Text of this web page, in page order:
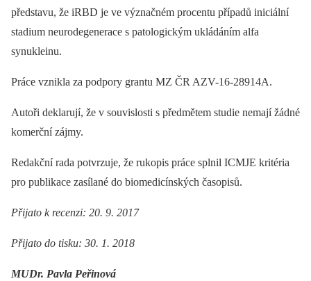
představu, že iRBD je ve význačném procentu případů iniciální
stadium neurodegenerace s patologickým ukládáním alfa
synukleinu.
Práce vznikla za podpory grantu MZ ČR AZV-16-28914A.
Autoři deklarují, že v souvislosti s předmětem studie nemají žádné
komerční zájmy.
Redakční rada potvrzuje, že rukopis práce splnil ICMJE kritéria
pro publikace zasílané do biomedicínských časopisů.
Přijato k recenzi: 20. 9. 2017
Přijato do tisku: 30. 1. 2018
MUDr. Pavla Peřinová